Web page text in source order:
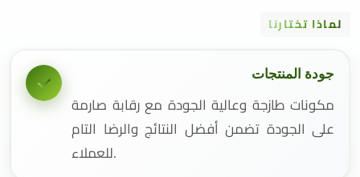
لماذا تختارنا
جودة المنتجات
مكونات طازجة وعالية الجودة مع رقابة صارمة
على الجودة تضمن أفضل النتائج والرضا التام
للعملاء.